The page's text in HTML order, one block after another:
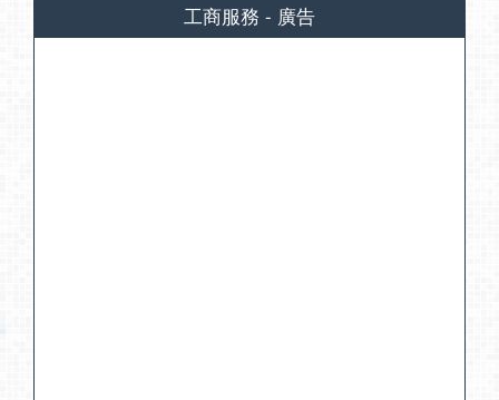
工商服務 - 廣告